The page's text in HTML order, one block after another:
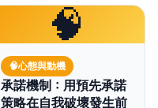
🧠
🧠心態與動機
承諾機制：用預先承諾
策略在自我破壞發生前